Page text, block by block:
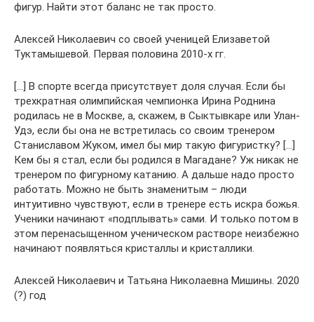
фигур. Найти этот баланс не так просто.
Алексей Николаевич со своей ученицей Елизаветой
Туктамышевой. Первая половина 2010-х гг.
[…] В спорте всегда присутствует доля случая. Если бы
трехкратная олимпийская чемпионка Ирина Роднина
родилась не в Москве, а, скажем, в Сыктывкаре или Улан-
Удэ, если бы она не встретилась со своим тренером
Станиславом Жуком, имел бы мир такую фигуристку? […]
Кем бы я стал, если бы родился в Магадане? Уж никак не
тренером по фигурному катанию. А дальше надо просто
работать. Можно не быть знаменитым – люди
интуитивно чувствуют, если в тренере есть искра божья.
Ученики начинают «подплывать» сами. И только потом в
этом перенасыщенном ученическом растворе неизбежно
начинают появляться кристаллы и кристаллики.
Алексей Николаевич и Татьяна Николаевна Мишины. 2020
(?) год